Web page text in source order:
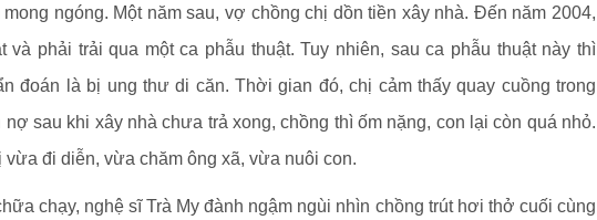
mong ngóng. Một năm sau, vợ chồng chị dồn tiền xây nhà. Đến năm 2004,
và phải trải qua một ca phẫu thuật. Tuy nhiên, sau ca phẫu thuật này thì
đoán là bị ung thư di căn. Thời gian đó, chị cảm thấy quay cuồng trong
sau khi xây nhà chưa trả xong, chồng thì ốm nặng, con lại còn quá nhỏ.
vừa đi diễn, vừa chăm ông xã, vừa nuôi con.
chạy, nghệ sĩ Trà My đành ngậm ngùi nhìn chồng trút hơi thở cuối cùng